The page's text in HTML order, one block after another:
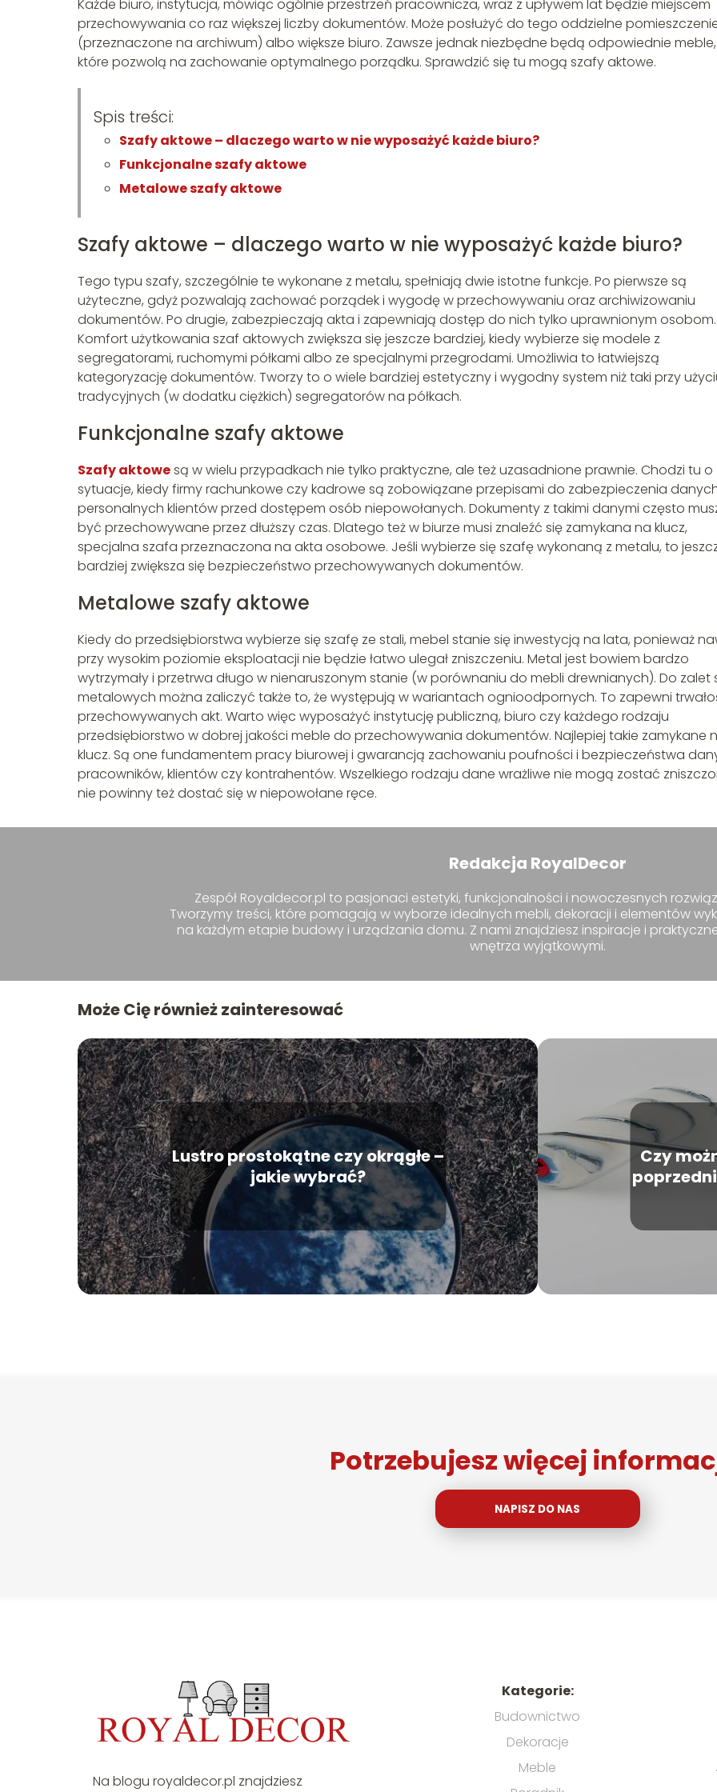
Każde biuro, instytucja, mówiąc ogólnie przestrzeń pracownicza, wraz z upływem lat będzie miejscem
przechowywania co raz większej liczby dokumentów. Może posłużyć do tego oddzielne
(przeznaczone na archiwum) albo większe biuro. Zawsze jednak niezbędne będą odpowiednie meble,
które pozwolą na zachowanie optymalnego porządku. Sprawdzić się tu mogą szafy aktowe.
Spis treści:
Szafy aktowe – dlaczego warto w nie wyposażyć każde biuro?
Funkcjonalne szafy aktowe
Metalowe szafy aktowe
Szafy aktowe – dlaczego warto w nie wyposażyć każde biuro?
Tego typu szafy, szczególnie te wykonane z metalu, spełniają dwie istotne funkcje. Po pierwsze są
użyteczne, gdyż pozwalają zachować porządek i wygodę w przechowywaniu oraz archiwizowaniu
dokumentów. Po drugie, zabezpieczają akta i zapewniają dostęp do nich tylko uprawnionym osobom.
Komfort użytkowania szaf aktowych zwiększa się jeszcze bardziej, kiedy wybierze się modele z
segregatorami, ruchomymi półkami albo ze specjalnymi przegrodami. Umożliwia to łatwiejszą
kategoryzację dokumentów. Tworzy to o wiele bardziej estetyczny i wygodny system niż taki przy
tradycyjnych (w dodatku ciężkich) segregatorów na półkach.
Funkcjonalne szafy aktowe
Szafy aktowesą w wielu przypadkach nie tylko praktyczne, ale też uzasadnione prawnie. Chodzi tu o
sytuacje, kiedy firmy rachunkowe czy kadrowe są zobowiązane przepisami do zabezpieczenia
personalnych klientów przed dostępem osób niepowołanych. Dokumenty z takimi danymi często
być przechowywane przez dłuższy czas. Dlatego też w biurze musi znaleźć się zamykana na klucz,
specjalna szafa przeznaczona na akta osobowe. Jeśli wybierze się szafę wykonaną z metalu, to
bardziej zwiększa się bezpieczeństwo przechowywanych dokumentów.
Metalowe szafy aktowe
Kiedy do przedsiębiorstwa wybierze się szafę ze stali, mebel stanie się inwestycją na lata, ponieważ
przy wysokim poziomie eksploatacji nie będzie łatwo ulegał zniszczeniu. Metal jest bowiem bardzo
wytrzymały i przetrwa długo w nienaruszonym stanie (w porównaniu do mebli drewnianych). Do zalet
metalowych można zaliczyć także to, że występują w wariantach ognioodpornych. To zapewni
przechowywanych akt. Warto więc wyposażyć instytucję publiczną, biuro czy każdego rodzaju
przedsiębiorstwo w dobrej jakości meble do przechowywania dokumentów. Najlepiej takie zamykane
klucz. Są one fundamentem pracy biurowej i gwarancją zachowaniu poufności i bezpieczeństwa
pracowników, klientów czy kontrahentów. Wszelkiego rodzaju dane wrażliwe nie mogą zostać
nie powinny też dostać się w niepowołane ręce.
Redakcja RoyalDecor
Zespół Royaldecor.pl to pasjonaci estetyki, funkcjonalności i nowoczesnych
Tworzymy treści, które pomagają w wyborze idealnych mebli, dekoracji i elementów
na każdym etapie budowy i urządzania domu. Z nami znajdziesz inspiracje i
wnętrza wyjątkowymi.
Może Cię również zainteresować
Lustro prostokątne czy okrągłe –
jakie wybrać?
Czy
Potrzebujesz więcej
NAPISZ DO NAS
Na blogu royaldecor.pl znajdziesz
Kategorie:
Budownictwo
Dekoracje
Meble